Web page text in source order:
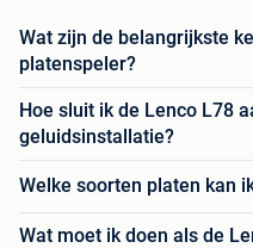
Wat zijn de belangrijkste
platenspeler?
Hoe sluit ik de Lenco L78
geluidsinstallatie?
Welke soorten platen kan
Wat moet ik doen als de